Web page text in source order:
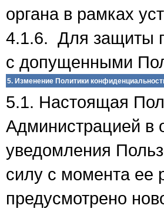
органа в рамках
4.1.6. Для защиты
с допущенными
5. Изменение Политики
5.1. Настоящая
Администрацией в
уведомления
силу с момента ее
предусмотрено